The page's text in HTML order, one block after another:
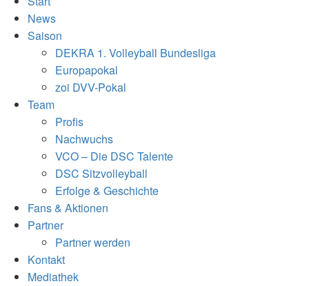
News
Saison
DEKRA 1. Volleyball Bundesliga
Europapokal
zoi DVV-Pokal
Team
Profis
Nachwuchs
VCO – Die DSC Talente
DSC Sitzvolleyball
Erfolge & Geschichte
Fans & Aktionen
Partner
Partner werden
Kontakt
Mediathek